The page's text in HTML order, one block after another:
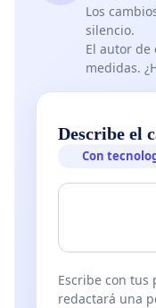
Los
silencio.
El autor de
medidas.
Describe el
Con
Escribe con tus
redactará una